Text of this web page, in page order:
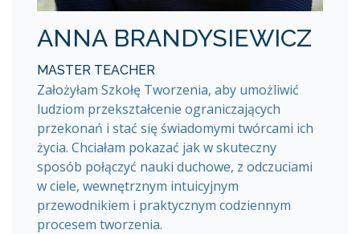
ANNA BRANDYSIEWICZ
MASTER TEACHER
Założyłam Szkołę Tworzenia, aby umożliwić
ludziom przekształcenie ograniczających
przekonań i stać się świadomymi twórcami ich
życia. Chciałam pokazać jak w skuteczny
sposób połączyć nauki duchowe, z odczuciami
w ciele, wewnętrznym intuicyjnym
przewodnikiem i praktycznym codziennym
procesem tworzenia.